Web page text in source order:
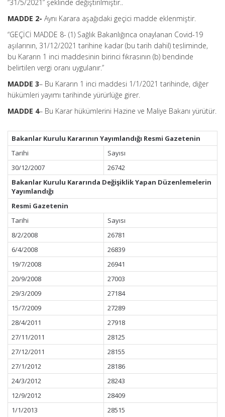
“31/5/2021” şeklinde değiştirilmiştir..
MADDE 2- Aynı Karara aşağıdaki geçici madde eklenmiştir.
“GEÇİCİ MADDE 8- (1) Sağlık Bakanlığınca onaylanan Covid-19
aşılarının, 31/12/2021 tarihine kadar (bu tarih dahil) tesliminde,
bu Kararın 1 inci maddesinin birinci fıkrasının (b) bendinde
belirtilen vergi oranı uygulanır.”
MADDE 3– Bu Kararın 1 inci maddesi 1/1/2021 tarihinde, diğer
hükümleri yayımı tarihinde yürürlüğe girer.
MADDE 4– Bu Karar hükümlerini Hazine ve Maliye Bakanı yürütür.
Bakanlar Kurulu Kararının Yayımlandığı Resmi Gazetenin
Tarihi
Sayısı
30/12/2007
26742
Bakanlar Kurulu Kararında Değişiklik Yapan Düzenlemelerin
Yayımlandığı
Resmi Gazetenin
Tarihi
Sayısı
8/2/2008
26781
6/4/2008
26839
19/7/2008
26941
20/9/2008
27003
29/3/2009
27184
15/7/2009
27289
28/4/2011
27918
27/11/2011
28125
27/12/2011
28155
27/1/2012
28186
24/3/2012
28243
12/9/2012
28409
1/1/2013
28515